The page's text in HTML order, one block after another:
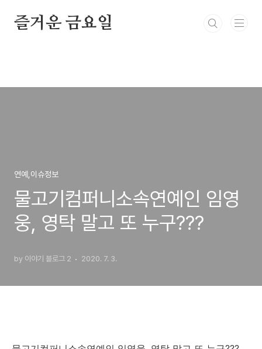
즐거운 금요일
연예,이슈정보
물고기컴퍼니소속연예인 임영
웅, 영탁 말고 또 누구???
by 이야기 블로그 2 2020. 7. 3.